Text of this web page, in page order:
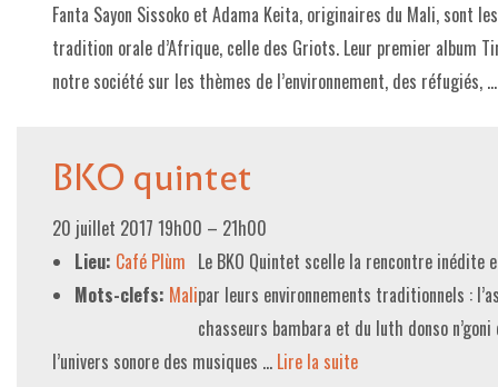
LE PROJET DE TERRITOIRE
LE CAFÉ/RESTO
LA CARTE
NOS FOURNISSEUR·EUSE·S
LA LIBRAIRIE
UNE LIBRAIRIE INDÉPENDANTE
COMMANDER UN LIVRE
Fanta Sayon Sissoko et Adama Keita, originaires du Mali, sont
tradition orale d’Afrique, celle des Griots. Leur premier album
notre société sur les thèmes de l’environnement, des réfugiés,
BKO quintet
20 juillet 2017 19h00 – 21h00
Lieu: Café Plùm
Mots-clefs: Mali
Le BKO Quintet scelle la rencontre inédite
par leurs environnements traditionnels :
chasseurs bambara et du luth donso
l’univers sonore des musiques … Lire la suite­­